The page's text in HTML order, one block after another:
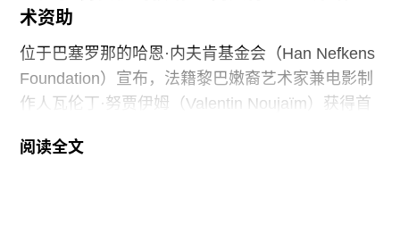
试图介入史密森尼学会董事会新成员的任命程序，
相关任命工作被刻意放缓。
术资助
位于巴塞罗那的哈恩·内夫肯基金会（Han Nefkens
Foundation）宣布，法籍黎巴嫩裔艺术家兼电影制
作人瓦伦丁·努贾伊姆（Valentin Noujaïm）获得首
在支持地中海沿岸地区艺术家创作新的影像艺术作
阅读全文